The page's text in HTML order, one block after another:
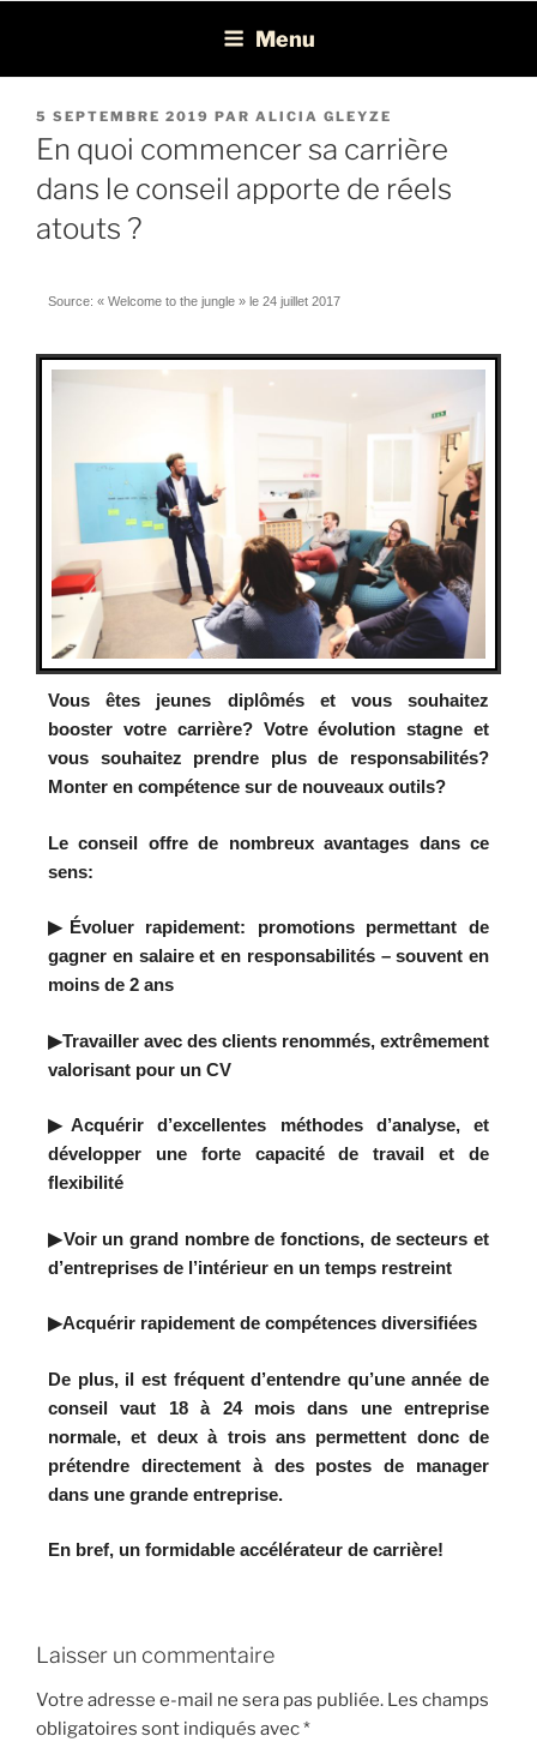
Léon Recrutement
EPM et Consolidation/Reporting
Menu
5 SEPTEMBRE 2019 PAR ALICIA GLEYZE
En quoi commencer sa carrière
dans le conseil apporte de réels
atouts ?
Source: « Welcome to the jungle » le 24 juillet 2017
Vous êtes jeunes diplômés et vous souhaitez
booster votre carrière? Votre évolution stagne et
vous souhaitez prendre plus de responsabilités?
Monter en compétence sur de nouveaux outils?
Le conseil offre de nombreux avantages dans ce
sens:
▶Évoluer rapidement: promotions permettant de
gagner en salaire et en responsabilités – souvent en
moins de 2 ans
▶Travailler avec des clients renommés, extrêmement
valorisant pour un CV
▶Acquérir d’excellentes méthodes d’analyse, et
développer une forte capacité de travail et de
flexibilité
▶Voir un grand nombre de fonctions, de secteurs et
d’entreprises de l’intérieur en un temps restreint
▶Acquérir rapidement de compétences diversifiées
De plus, il est fréquent d’entendre qu’une année de
conseil vaut 18 à 24 mois dans une entreprise
normale, et deux à trois ans permettent donc de
prétendre directement à des postes de manager
dans une grande entreprise.
En bref, un formidable accélérateur de carrière!
Laisser un commentaire
Votre adresse e-mail ne sera pas publiée. Les champs
obligatoires sont indiqués avec*